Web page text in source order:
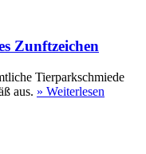
Zunftzeichen
Tierparkschmiede
aus. » Weiterlesen